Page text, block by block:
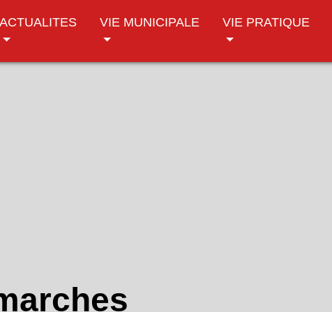
ACTUALITES VIE MUNICIPALE VIE PRATIQUE